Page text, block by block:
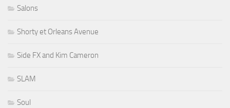
Salons
Shorty et Orleans Avenue
Side FX and Kim Cameron
SLAM
Soul